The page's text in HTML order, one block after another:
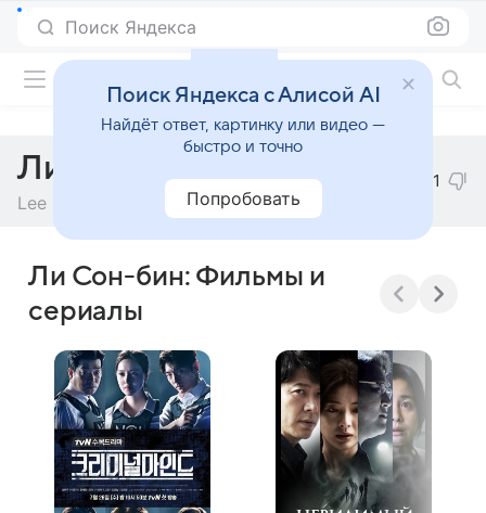
Поиск Яндекса
Ли Сон-бин
Lee Sun-bin
-1
Ли Сон-бин: Фильмы и
сериалы
Поиск Яндекса с Алисой AI
Найдёт ответ, картинку или видео —
быстро и точно
Попробовать